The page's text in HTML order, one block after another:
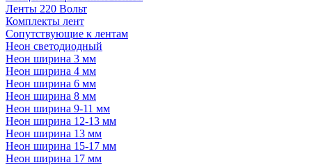
Ленты 220 Вольт
Комплекты лент
Сопутствующие к лентам
Неон светодиодный
Неон ширина 3 мм
Неон ширина 4 мм
Неон ширина 6 мм
Неон ширина 8 мм
Неон ширина 9-11 мм
Неон ширина 12-13 мм
Неон ширина 13 мм
Неон ширина 15-17 мм
Неон ширина 17 мм